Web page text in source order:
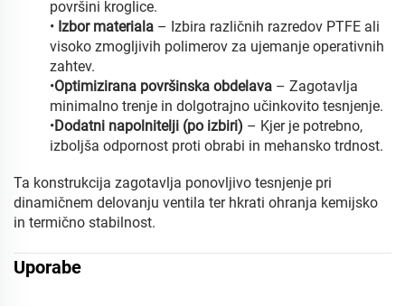
površini kroglice.
• Izbor materiala – Izbira različnih razredov PTFE ali
visoko zmogljivih polimerov za ujemanje operativnih
zahtev.
•Optimizirana površinska obdelava – Zagotavlja
minimalno trenje in dolgotrajno učinkovito tesnjenje.
•Dodatni napolnitelji (po izbiri) – Kjer je potrebno,
izboljša odpornost proti obrabi in mehansko trdnost.
Ta konstrukcija zagotavlja ponovljivo tesnjenje pri
dinamičnem delovanju ventila ter hkrati ohranja kemijsko
in termično stabilnost.
Uporabe